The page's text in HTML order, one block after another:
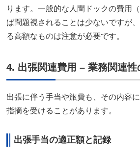
ります。一般的な人間ドックの費用
ば問題視されることは少ないですが
る高額なものは注意が必要です。
4. 出張関連費用 – 業務関連性
出張に伴う手当や旅費も、その内容
指摘を受けることがあります。
出張手当の適正額と記録